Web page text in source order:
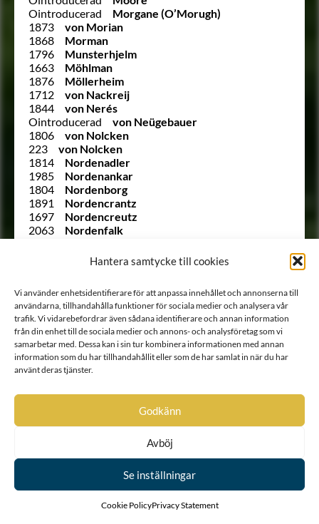
Hantera samtycke till cookies
Vi använder enhetsidentifierare för att anpassa innehållet och annonserna till
användarna, tillhandahålla funktioner för sociala medier och analysera vår
trafik. Vi vidarebefordrar även sådana identifierare och annan information
från din enhet till de sociala medier och annons- och analysföretag som vi
samarbetar med. Dessa kan i sin tur kombinera informationen med annan
information som du har tillhandahållit eller som de har samlat in när du har
använt deras tjänster.
Godkänn
Avböj
Se inställningar
Cookie PolicyPrivacy Statement
Ointroducerad
Morgane (O’Morugh)
1873
von Morian
1868
Morman
1796
Munsterhjelm
1663
Möhlman
1876
Möllerheim
1712
von Nackreij
1844
von Nerés
Ointroducerad
von Neügebauer
1806
von Nolcken
223
von Nolcken
1814
Nordenadler
1985
Nordenankar
1804
Nordenborg
1891
Nordencrantz
1697
Nordencreutz
2063
Nordenfalk
Nordenflycht
1950
Nordenstam
1981
Nordenstolpe
1608
Nordenstråle
1825
Nordensvärd
2049
Noringer
1947
Odencrantz
von Oelreich
1932
von Oldenskiöld
Olivestjerna
185
Ollonberg
af Palén